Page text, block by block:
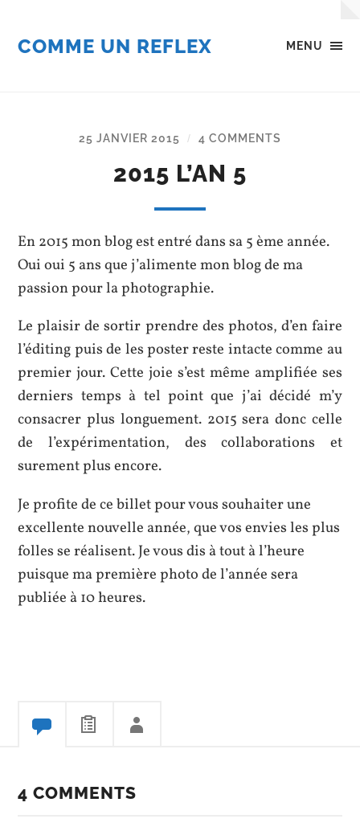
MENU
COMME UN REFLEX
25 JANVIER 2015 / 4 COMMENTS
2015 L’AN 5
En 2015 mon blog est entré dans sa 5 ème année.
Oui oui 5 ans que j’alimente mon blog de ma
passion pour la photographie.
Le plaisir de sortir prendre des photos, d’en faire
l’éditing puis de les poster reste intacte comme au
premier jour. Cette joie s’est même amplifiée ses
derniers temps à tel point que j’ai décidé m’y
consacrer plus longuement. 2015 sera donc celle
de l’expérimentation, des collaborations et
surement plus encore.
Je profite de ce billet pour vous souhaiter une
excellente nouvelle année, que vos envies les plus
folles se réalisent. Je vous dis à tout à l’heure
puisque ma première photo de l’année sera
publiée à 10 heures.
4 COMMENTS